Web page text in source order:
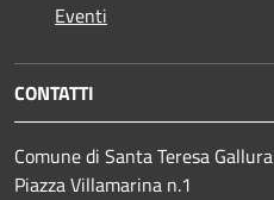
Eventi
CONTATTI
Comune di Santa Teresa Gallura
Piazza Villamarina n.1